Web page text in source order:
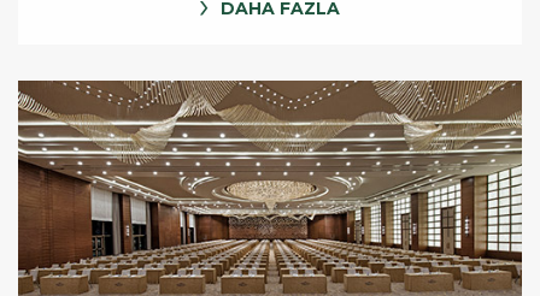
DAHA FAZLA